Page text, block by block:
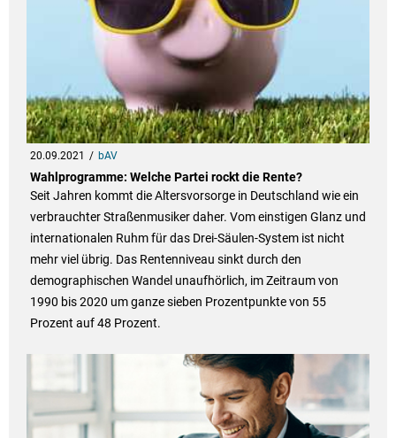
20.09.2021 bAV
Wahlprogramme: Welche Partei rockt die Rente?
Seit Jahren kommt die Altersvorsorge in Deutschland wie ein
verbrauchter Straßenmusiker daher. Vom einstigen Glanz und
internationalen Ruhm für das Drei-Säulen-System ist nicht
mehr viel übrig. Das Rentenniveau sinkt durch den
demographischen Wandel unaufhörlich, im Zeitraum von
1990 bis 2020 um ganze sieben Prozentpunkte von 55
Prozent auf 48 Prozent.